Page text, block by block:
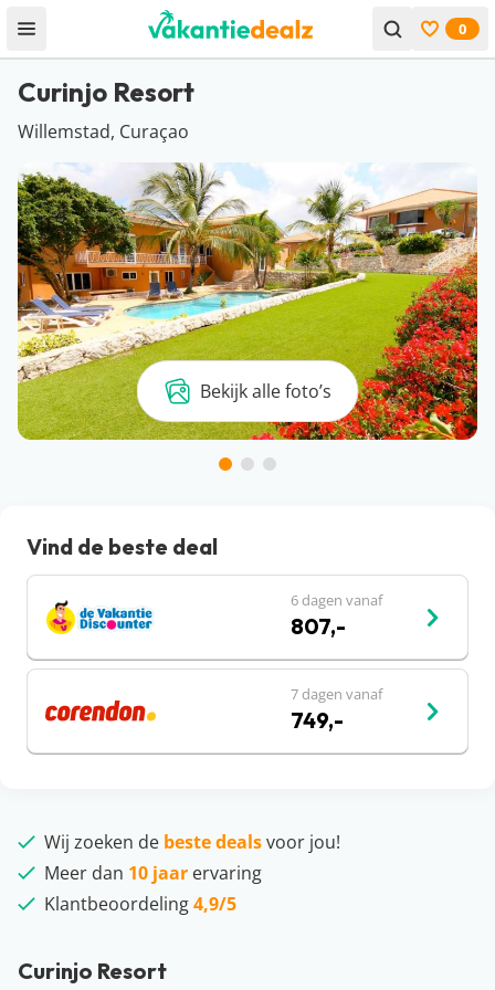
Open menu Bekijk
0
Curinjo Resort
Willemstad, Curaçao
Bekijk alle foto’s
Curinjo Resort
Vind de beste deal
6 dagen vanaf
807,-
7 dagen vanaf
749,-
Wij zoeken de beste dealsvoor jou!
Meer dan 10 jaar ervaring
Klantbeoordeling4,9/5